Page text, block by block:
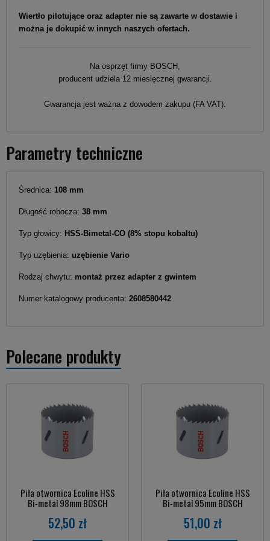
Wiertło pilotujące oraz adapter nie są zawarte w dostawie i
można je dokupić w innych naszych ofertach.
Na osprzęt firmy BOSCH,
producent udziela 12 miesięcznej gwarancji.
Gwarancja jest ważna z dowodem zakupu (FA VAT).
Parametry techniczne
Średnica: 108 mm
Długość robocza: 38 mm
Typ głowicy: HSS-Bimetal-CO (8% stopu kobaltu)
Typ uzębienia: uzębienie Vario
Rodzaj chwytu: montaż przez adapter z gwintem
Numer katalogowy producenta: 2608580442
Polecane produkty
Piła otwornica Ecoline HSS
Bi-metal 98mm BOSCH
52,50 zł
Piła otwornica Ecoline HSS
Bi-metal 95mm BOSCH
51,00 zł